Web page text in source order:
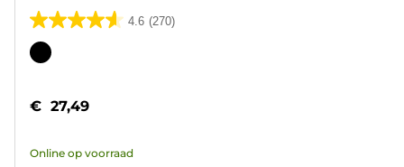
4.6 (270)
4.6
van
sterren.
beoordelingen
Kleurencartridge
€ 27,49
Online op voorraad